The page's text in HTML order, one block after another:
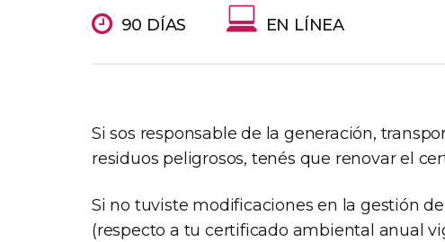
90 DÍAS EN LÍNEA
Si sos responsable de la generación,
residuos peligrosos, tenés que renovar el
Si no tuviste modificaciones en la gestión
(respecto a tu certificado ambiental anual